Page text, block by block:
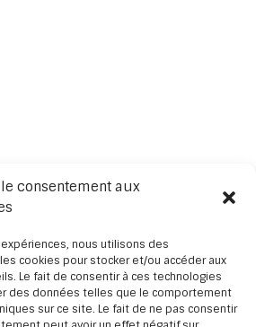
consentement aux
nous utilisons des
cookies pour stocker et/ou accéder aux
Le fait de consentir à ces technologies
des données telles que le comportement
sur ce site. Le fait de ne pas consentir